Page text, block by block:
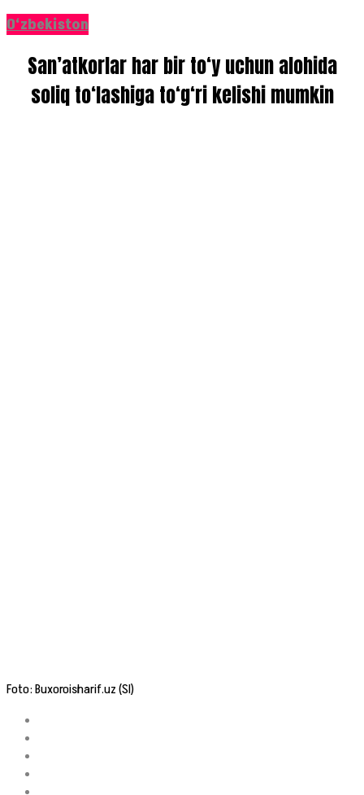
O‘zbekiston
San’atkorlar har bir to‘y uchun alohida
soliq to‘lashiga to‘g‘ri kelishi mumkin
Foto: Buxoroisharif.uz (SI)